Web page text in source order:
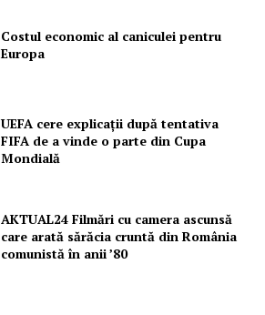
Costul economic al caniculei pentru
Europa
UEFA cere explicații după tentativa
FIFA de a vinde o parte din Cupa
Mondială
AKTUAL24 Filmări cu camera ascunsă
care arată sărăcia cruntă din România
comunistă în anii ’80